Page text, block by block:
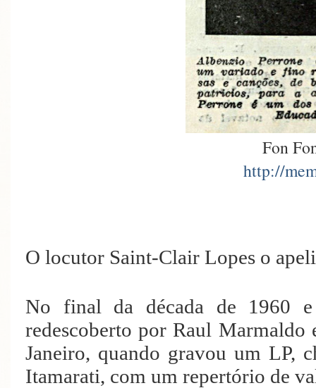
Fon
http://
O locutor Saint-Clair Lopes o
No final da década de 1960
redescoberto por Raul Marmaldo
Janeiro, quando gravou um LP,
Itamarati, com um repertório de